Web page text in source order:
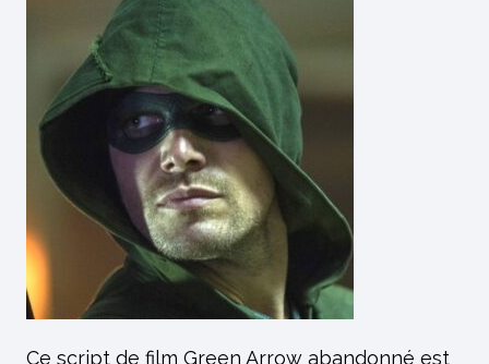
Ce script de film Green Arrow abandonné est